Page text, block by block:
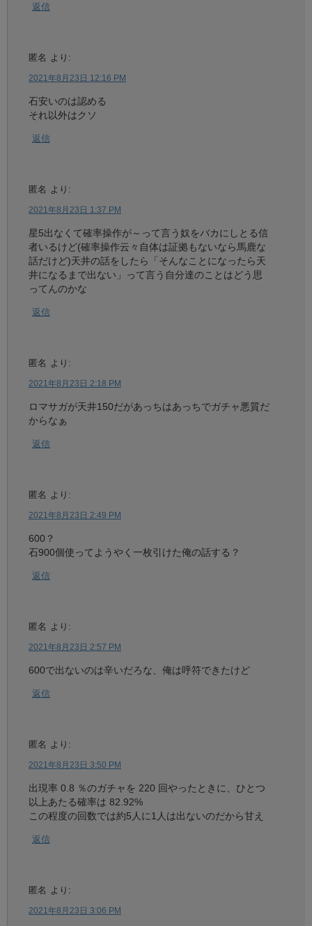
返信
匿名 より:
2021年8月23日 12:16 PM
石安いのは認める
それ以外はクソ
返信
匿名 より:
2021年8月23日 1:37 PM
星5出なくて確率操作が～って言う奴をバカにしとる信
者いるけど(確率操作云々自体は証拠もないなら馬鹿な
話だけど)天井の話をしたら「そんなことになったら天
井になるまで出ない」って言う自分達のことはどう思
ってんのかな
返信
匿名 より:
2021年8月23日 2:18 PM
ロマサガが天井150だがあっちはあっちでガチャ悪質だ
からなぁ
返信
匿名 より:
2021年8月23日 2:49 PM
600？
石900個使ってようやく一枚引けた俺の話する？
返信
匿名 より:
2021年8月23日 2:57 PM
600で出ないのは辛いだろな、俺は呼符できたけど
返信
匿名 より:
2021年8月23日 3:50 PM
出現率 0.8 ％のガチャを 220 回やったときに、ひとつ
以上あたる確率は 82.92%
この程度の回数では約5人に1人は出ないのだから甘え
返信
匿名 より:
2021年8月23日 3:06 PM